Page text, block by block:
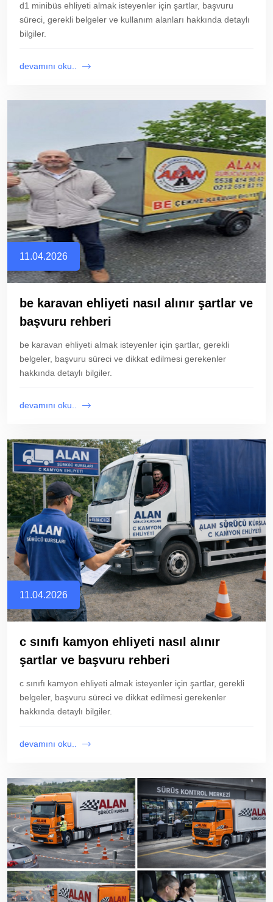
d1 minibüs ehliyeti almak isteyenler için şartlar, başvuru
süreci, gerekli belgeler ve kullanım alanları hakkında detaylı
bilgiler.
devamını oku..
11.04.2026
be karavan ehliyeti nasıl alınır şartlar ve
başvuru rehberi
be karavan ehliyeti almak isteyenler için şartlar, gerekli
belgeler, başvuru süreci ve dikkat edilmesi gerekenler
hakkında detaylı bilgiler.
devamını oku..
11.04.2026
c sınıfı kamyon ehliyeti nasıl alınır
şartlar ve başvuru rehberi
c sınıfı kamyon ehliyeti almak isteyenler için şartlar, gerekli
belgeler, başvuru süreci ve dikkat edilmesi gerekenler
hakkında detaylı bilgiler.
devamını oku..